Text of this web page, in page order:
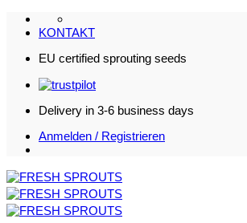
Zum
Inhalt
KONTAKT
EU certified sprouting seeds
Delivery in 3-6 business days
Anmelden / Registrieren